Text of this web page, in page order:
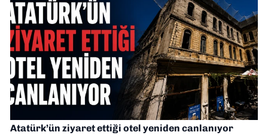
Atatürk’ün ziyaret ettiği otel yeniden canlanıyor